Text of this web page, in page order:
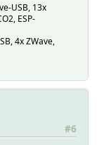
USB, 13x
ESP-
4x ZWave,
#6